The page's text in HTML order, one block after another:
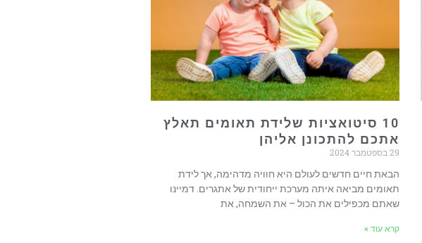
10 סיטואציות שלידת תאומים תאלץ
אתכם להתכונן אליהן
29 בספטמבר 2024
הבאת חיים חדשים לעולם היא חוויה מדהימה, אך לידת
תאומים מביאה איתה מערכת ייחודית של אתגרים. דמיינו
שאתם מכפילים את הכול – את השמחה, את
קרא עוד »